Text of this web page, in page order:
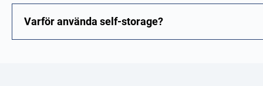
Varför använda self-storage?